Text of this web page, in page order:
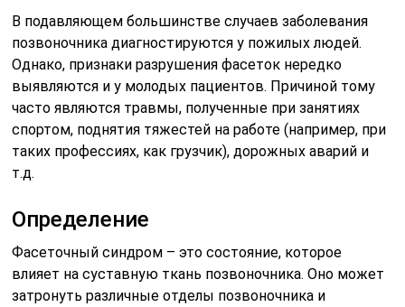
В подавляющем большинстве случаев заболевания
позвоночника диагностируются у пожилых людей.
Однако, признаки разрушения фасеток нередко
выявляются и у молодых пациентов. Причиной тому
часто являются травмы, полученные при занятиях
спортом, поднятия тяжестей на работе (например, при
таких профессиях, как грузчик), дорожных аварий и
т.д.
Определение
Фасеточный синдром – это состояние, которое
влияет на суставную ткань позвоночника. Оно может
затронуть различные отделы позвоночника и